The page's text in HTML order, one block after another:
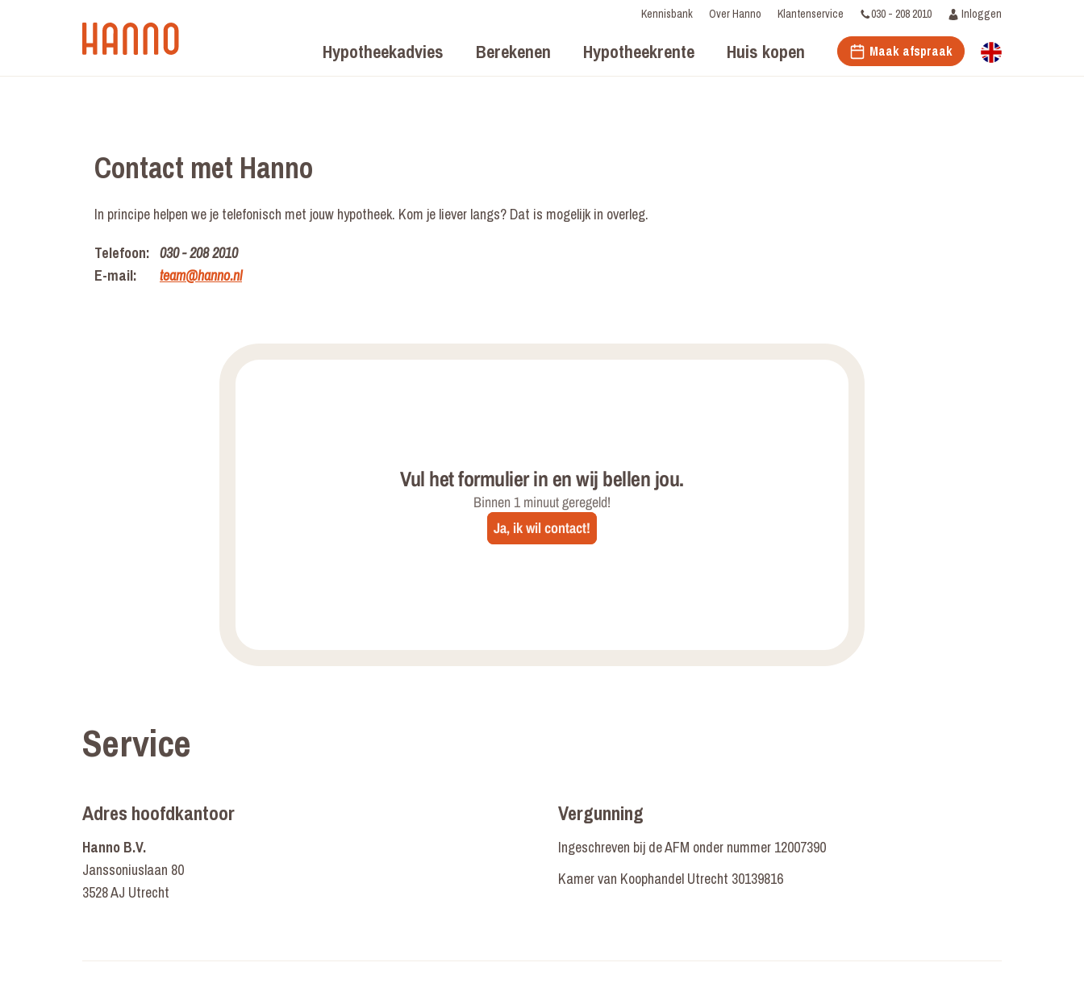
Kennisbank Over Hanno Klantenservice 030 - 208 2010 Inloggen
Hypotheekadvies Berekenen Hypotheekrente Huis kopen Maak afspraak
Contact met Hanno
In principe helpen we je telefonisch met jouw hypotheek. Kom je liever langs? Dat is mogelijk in overleg.
Telefoon: 030 - 208 2010
E-mail: team@hanno.nl
Service
Adres hoofdkantoor
Hanno B.V.
Janssoniuslaan 80
3528 AJ Utrecht
Vergunning
Ingeschreven bij de AFM onder nummer 12007390
Kamer van Koophandel Utrecht 30139816